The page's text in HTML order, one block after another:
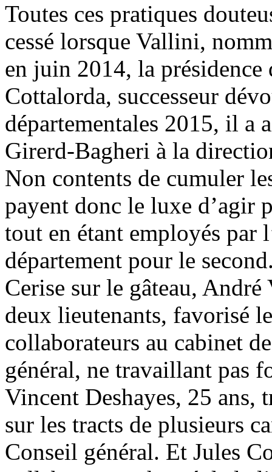
Toutes ces pratiques
cessé lorsque Vallini,
en juin 2014, la
Cottalorda, successeur
départementales 2015, il a
Girerd-Bagheri à la
Non contents de cumuler
payent donc le luxe d’agir
tout en étant employés par
département pour le
Cerise sur le gâteau,
deux lieutenants, favorisé
collaborateurs au cabinet
général, ne travaillant pas
Vincent Deshayes, 25 ans,
sur les tracts de plusieurs
Conseil général. Et Jules